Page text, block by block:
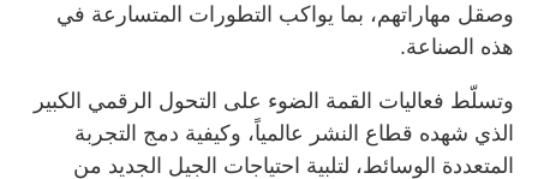
وصقل مهاراتهم، بما يواكب التطورات المتسارعة في
هذه الصناعة.
وتسلّط فعاليات القمة الضوء على التحول الرقمي الكبير
الذي شهده قطاع النشر عالمياً، وكيفية دمج التجربة
المتعددة الوسائط، لتلبية احتياجات الجيل الجديد من